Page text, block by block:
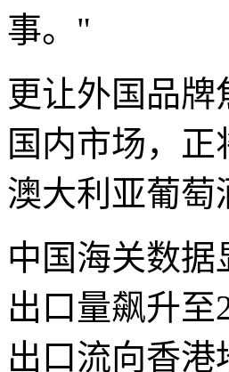
事。"
更让外国品牌
国内市场，
澳大利亚葡萄
中国海关数据
出口量飙升至
出口流向香